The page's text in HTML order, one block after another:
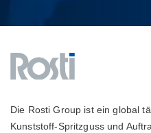
Die Rosti Group ist ein global
Kunststoff-Spritzguss und